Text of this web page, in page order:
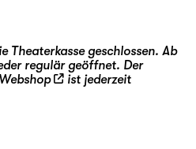
Theaterkasse geschlossen. Ab
regulär geöffnet. Der
Webshop
ist jederzeit